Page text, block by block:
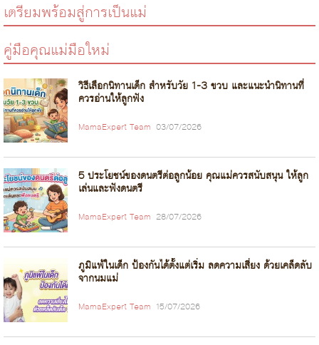
เตรียมพร้อมสู่การเป็นแม่
คู่มือคุณแม่มือใหม่
วิธีเลือกนิทานเด็ก สำหรับวัย 1-3 ขวบ และแนะนำนิทานที่
ควรอ่านให้ลูกฟัง
MamaExpert Team 03/07/2026
5 ประโยชน์ของดนตรีต่อลูกน้อย คุณแม่ควรสนับสนุน ให้ลูก
เล่นและฟังดนตรี
MamaExpert Team 28/07/2026
ภูมิแพ้ในเด็ก ป้องกันได้ตั้งแต่เริ่ม ลดความเสี่ยง ด้วยเคล็ดลับ
จากนมแม่
MamaExpert Team 15/07/2026